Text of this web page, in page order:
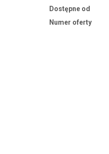
Dostępne od
Numer oferty